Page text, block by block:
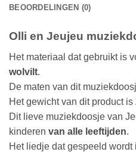
BEOORDELINGEN (0)
Olli en Jeujeu
Het materiaal dat gebruikt is
wolvilt.
De maten van dit
Het gewicht van dit product is
Dit lieve muziekdoosje van
kinderen van alle leeftijden.
Het liedje dat gespeeld wordt